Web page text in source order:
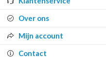
Over ons
Mijn account
Contact